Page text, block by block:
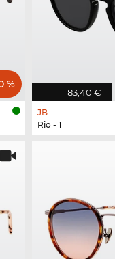
%
83,40 €
JB
Rio - 1